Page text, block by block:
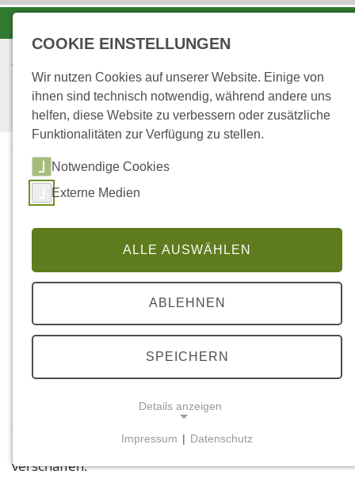
STARTSEITE
...
PRAKTIKA
Praktika bei Landesforsten
Rheinland-Pfalz
Landesforsten Rheinland-Pfalz bietet sowohl
Schülerinnen und Schülern als auch Studierenden die
Möglichkeit, in einem der insgesamt 44 Forstämter,
dem Kompetenzzentrum Waldtechnik Landesforsten
oder der Zentralstelle der Forstverwaltung Praktika
zu absolvieren, um sich möglichst frühzeitig einen
Überblick über die Berufe rund um den Wald zu
verschaffen.
COOKIE EINSTELLUNGEN
Wir nutzen Cookies auf unserer Website. Einige von
ihnen sind technisch notwendig, während andere uns
helfen, diese Website zu verbessern oder zusätzliche
Funktionalitäten zur Verfügung zu stellen.
Notwendige Cookies
Externe Medien
ALLE AUSWÄHLEN
ABLEHNEN
SPEICHERN
Details anzeigen
Impressum | Datenschutz